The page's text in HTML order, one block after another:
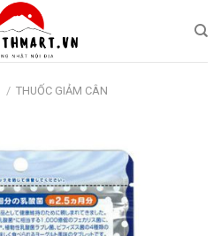
/ THUỐC GIẢM CÂN